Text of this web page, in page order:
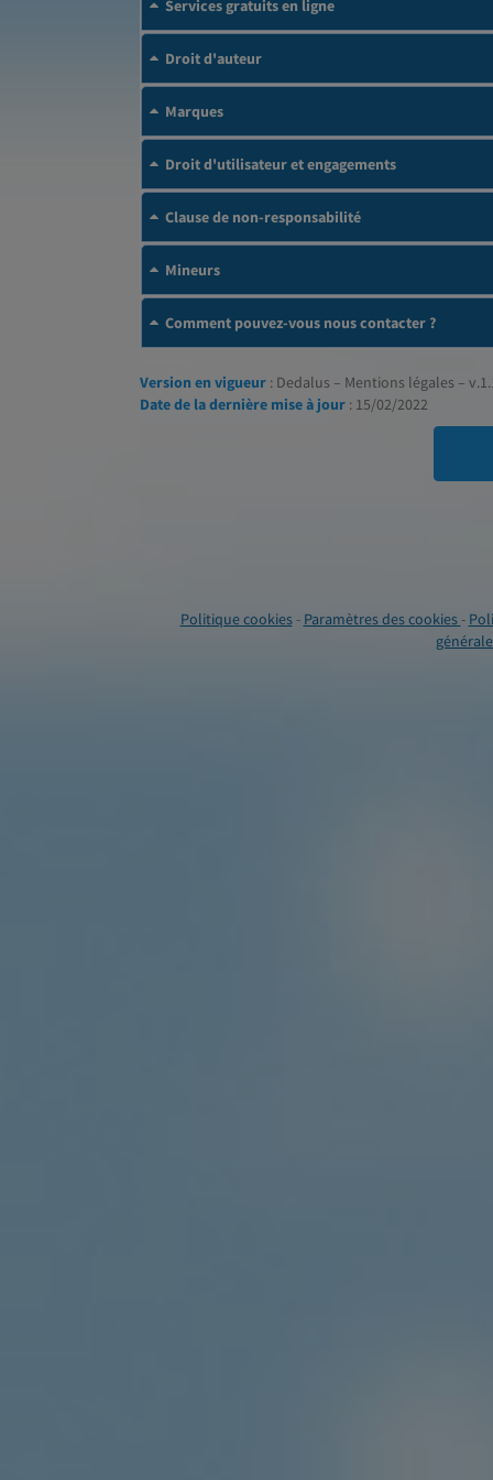
Services gratuits en ligne
Droit d'auteur
Marques
Droit d'utilisateur et engagements
Clause de non-responsabilité
Mineurs
Comment pouvez-vous nous contacter ?
Version en vigueur : Dedalus – Mentions légales –
Date de la dernière mise à jour : 15/02/2022
Politique cookies- Paramètres des cookies-